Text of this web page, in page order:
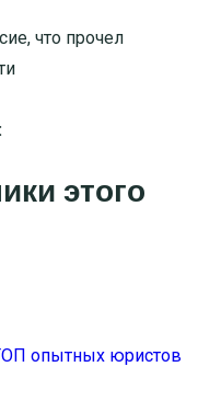
что прочел
этого
опытных юристов